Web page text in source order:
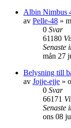
Albin Nimbus
av Pelle-48 »
0 Svar
61180
Senaste
mån 27
Belysning till
av Jojje-ejje »
0 Svar
66171
Senaste
ons 08